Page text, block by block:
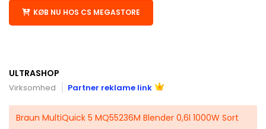
KØB NU HOS CS MEGASTORE
ULTRASHOP
Virksomhed Partner reklame link
Braun MultiQuick 5 MQ55236M Blender 0,6l 1000W Sort